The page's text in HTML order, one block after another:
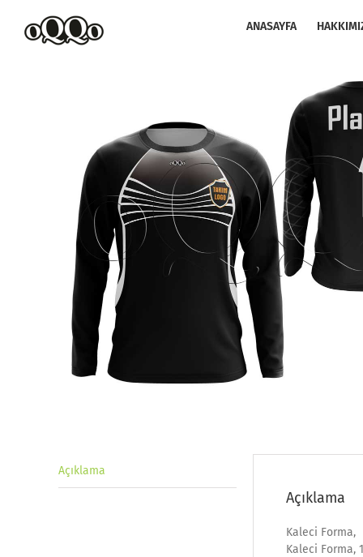
content
ANASAYFA
Açıklama
Açıklama
Kaleci Forma,
Kaleci Forma,